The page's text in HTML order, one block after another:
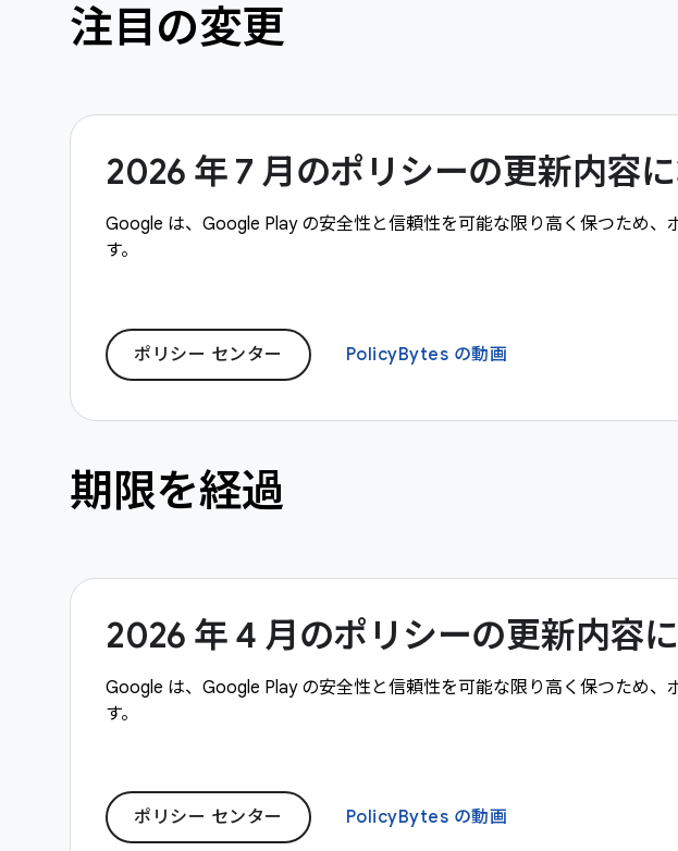
注目の変更
2026 年 7 月のポリシーの更新内容
Google は、Google Play の安全性と信頼性を可能な限り高く保つため、
す。
ポリシー センター PolicyBytes の動画
期限を経過
2026 年 4 月のポリシーの更新内容
Google は、Google Play の安全性と信頼性を可能な限り高く保つため、
す。
ポリシー センター PolicyBytes の動画